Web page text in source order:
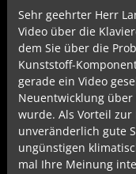
Sehr geehrter Herr
Video über die
dem Sie über die
Kunststoff-
gerade ein Video
Neuentwicklung
wurde. Als Vorteil
unveränderlich gute
ungünstigen
mal Ihre Meinung